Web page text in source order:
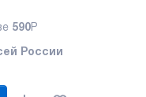
590Р
России